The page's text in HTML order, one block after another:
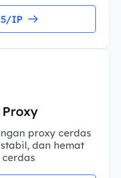
IP
proxy cerdas
dan hemat